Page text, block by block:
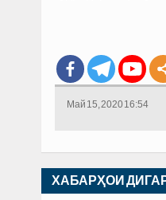
Май 15, 2020 16:54
ХАБАРҲОИ